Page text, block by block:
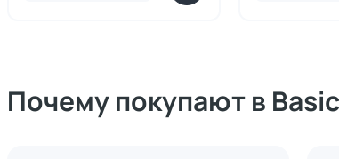
Почему покупают в